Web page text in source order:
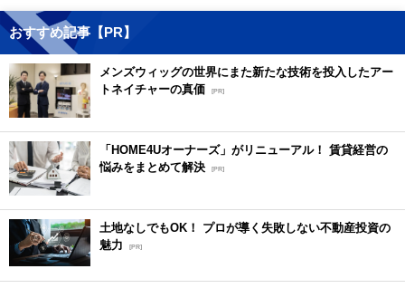
おすすめ記事【PR】
メンズウィッグの世界にまた新たな技術を投入したアー
トネイチャーの真価 [PR]
「HOME4Uオーナーズ」がリニューアル！ 賃貸経営の
悩みをまとめて解決 [PR]
土地なしでもOK！ プロが導く失敗しない不動産投資の
魅力
[PR]